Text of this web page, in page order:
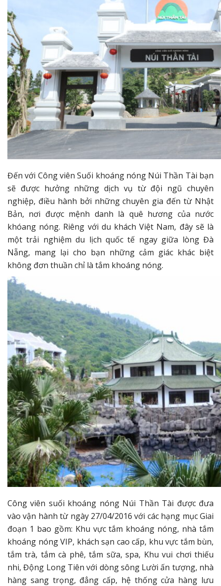
Đến với Công viên Suối khoáng nóng Núi Thần Tài bạn
sẽ được hưởng những dịch vụ từ đội ngũ chuyên
nghiệp, điều hành bởi những chuyên gia đến từ Nhật
Bản, nơi được mệnh danh là quê hương của nước
khóang nóng. Riêng với du khách Việt Nam, đây sẽ là
một trải nghiệm du lịch quốc tế ngay giữa lòng Đà
Nẵng, mang lại cho bạn những cảm giác khác biệt
không đơn thuần chỉ là tắm khoáng nóng.
Công viên suối khoáng nóng Núi Thần Tài được đưa
vào vận hành từ ngày 27/04/2016 với các hạng mục Giai
đoạn 1 bao gồm: Khu vực tắm khoáng nóng, nhà tắm
khoáng nóng VIP, khách sạn cao cấp, khu vực tắm bùn,
tắm trà, tắm cà phê, tắm sữa, spa, Khu vui chơi thiếu
nhi, Động Long Tiên với dòng sông Lười ấn tượng, nhà
hàng sang trọng, đẳng cấp, hệ thống cửa hàng lưu